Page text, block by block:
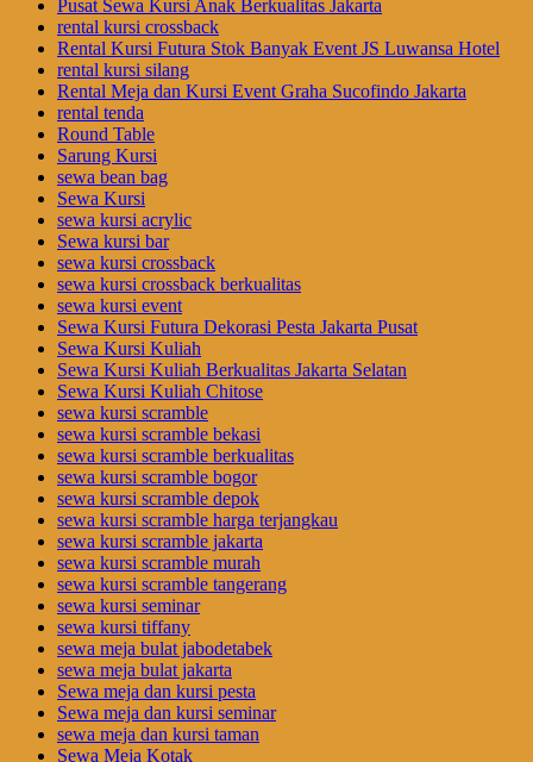
Pusat Sewa Kursi Anak Berkualitas Jakarta
rental kursi crossback
Rental Kursi Futura Stok Banyak Event JS Luwansa Hotel
rental kursi silang
Rental Meja dan Kursi Event Graha Sucofindo Jakarta
rental tenda
Round Table
Sarung Kursi
sewa bean bag
Sewa Kursi
sewa kursi acrylic
Sewa kursi bar
sewa kursi crossback
sewa kursi crossback berkualitas
sewa kursi event
Sewa Kursi Futura Dekorasi Pesta Jakarta Pusat
Sewa Kursi Kuliah
Sewa Kursi Kuliah Berkualitas Jakarta Selatan
Sewa Kursi Kuliah Chitose
sewa kursi scramble
sewa kursi scramble bekasi
sewa kursi scramble berkualitas
sewa kursi scramble bogor
sewa kursi scramble depok
sewa kursi scramble harga terjangkau
sewa kursi scramble jakarta
sewa kursi scramble murah
sewa kursi scramble tangerang
sewa kursi seminar
sewa kursi tiffany
sewa meja bulat jabodetabek
sewa meja bulat jakarta
Sewa meja dan kursi pesta
Sewa meja dan kursi seminar
sewa meja dan kursi taman
Sewa Meja Kotak